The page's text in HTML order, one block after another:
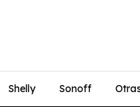
Shelly Sonoff